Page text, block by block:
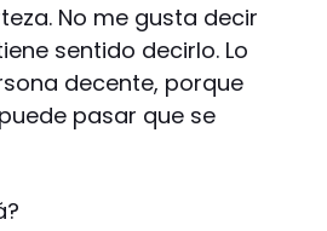
No me gusta decir
sentido decirlo. Lo
decente, porque
pasar que se